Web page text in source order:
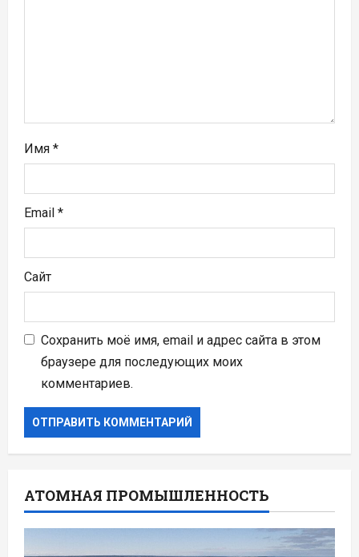
я
Имя *
Email *
Сайт
Сохранить моё имя, email и адрес сайта в этом
браузере для последующих моих
комментариев.
АТОМНАЯ ПРОМЫШЛЕННОСТЬ